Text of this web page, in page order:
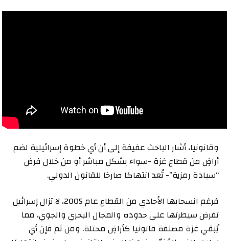
وقانونيا، أشار الباحث عفيفة إلى أن أي خطوة إسرائيلية لضم
أراضٍ من قطاع غزة -سواء بشكل مباشر أو من خلال فرض
“سيادة رمزية”- تُعد انتهاكا صارخا للقانون الدولي.
فرغم انسحابها الأحادي من القطاع عام 2005، لا تزال إسرائيل
تفرض سيطرتها على حدوده والمجال البحري والجوي، مما
يُبقي غزة مصنفة قانونيا كأراضٍ محتلة. ومن ثم فإن أي